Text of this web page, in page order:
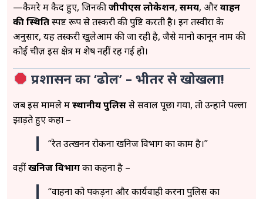
—कैमरे में कैद हुए, जिनकीजीपीएस लोकेशन, समय, औरवाहन
की स्थितिस्पष्ट रूप से तस्करी की पुष्टि करती है। इन तस्वीरों के
अनुसार, यह तस्करी खुलेआम की जा रही है, जैसे मानो कानून नाम की
कोई चीज़ इस क्षेत्र में शेष नहीं रह गई हो।
प्रशासन का ‘ढोल’ – भीतर से खोखला!
जब इस मामले मेंस्थानीय पुलिससे सवाल पूछा गया, तो उन्होंने पल्ला
झाड़ते हुए कहा –
“रेत उत्खनन रोकना खनिज विभाग का काम है।”
वहींखनिज विभागका कहना है –
“वाहनों को पकड़ना और कार्यवाही करना पुलिस का